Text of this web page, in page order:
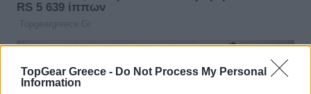
TopGear Greece - Do Not Process My Personal
Information